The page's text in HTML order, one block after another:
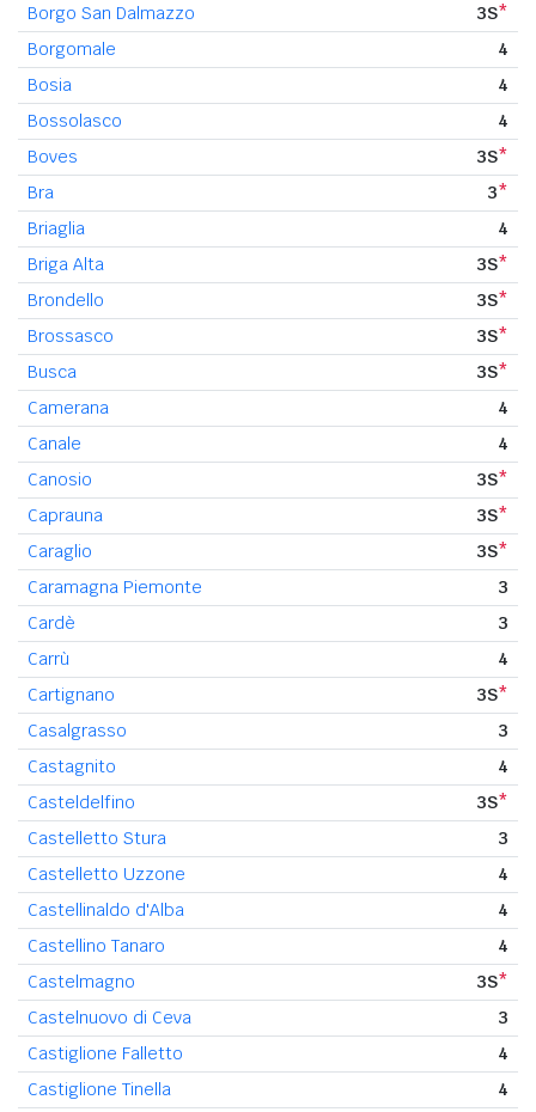
Borgo San Dalmazzo
3S*
Borgomale
4
Bosia
4
Bossolasco
4
Boves
3S*
Bra
3*
Briaglia
4
Briga Alta
3S*
Brondello
3S*
Brossasco
3S*
Busca
3S*
Camerana
4
Canale
4
Canosio
3S*
Caprauna
3S*
Caraglio
3S*
Caramagna Piemonte
3
Cardè
3
Carrù
4
Cartignano
3S*
Casalgrasso
3
Castagnito
4
Casteldelfino
3S*
Castelletto Stura
3
Castelletto Uzzone
4
Castellinaldo d'Alba
4
Castellino Tanaro
4
Castelmagno
3S*
Castelnuovo di Ceva
3
Castiglione Falletto
4
Castiglione Tinella
4